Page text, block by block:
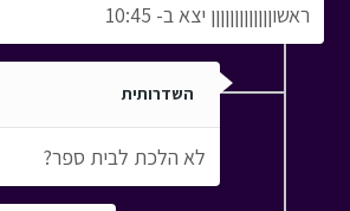
ראשוןןןןןןןןןןןןן יצא ב- 10:45
השדרותית
לא הלכת לבית ספר?